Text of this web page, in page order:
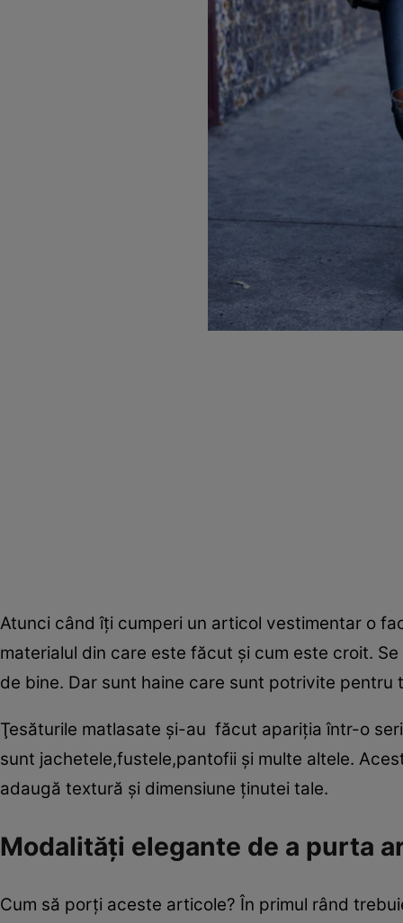
Atunci când îţi cumperi un articol vestimentar o
materialul din care este făcut şi cum este croit.
de bine. Dar sunt haine care sunt potrivite pentru
Ţesăturile matlasate şi-au făcut apariţia într-o
sunt jachetele,fustele,pantofii şi multe altele.
adaugă textură şi dimensiune ţinutei tale.
Modalităţi elegante de a purta
Cum să porţi aceste articole? În primul rând